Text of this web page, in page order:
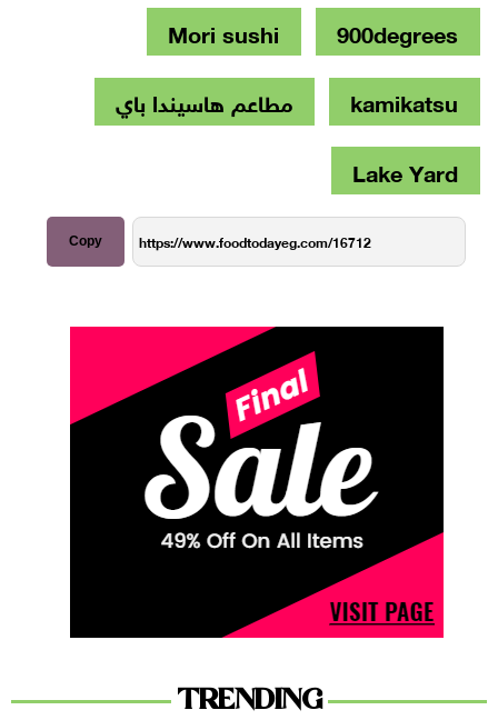
900degrees
Mori sushi
kamikatsu
مطاعم هاسيندا باي
Lake Yard
Copy
TRENDING